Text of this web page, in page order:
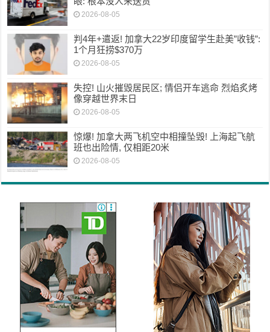
2026-08-05
判4年+遣返! 加拿大22岁印度留学生赴美”收钱”:
1个月狂捞$370万
2026-08-05
失控! 山火摧毁居民区; 情侣开车逃命 烈焰炙烤
像穿越世界末日
2026-08-05
惊爆! 加拿大两飞机空中相撞坠毁! 上海起飞航
班也出险情, 仅相距20米
2026-08-05